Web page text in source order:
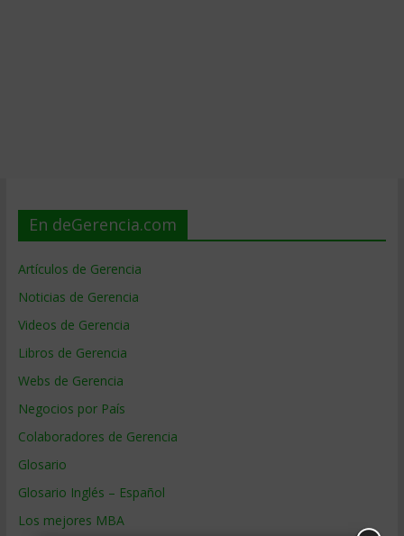
En deGerencia.com
Artículos de Gerencia
Noticias de Gerencia
Videos de Gerencia
Libros de Gerencia
Webs de Gerencia
Negocios por País
Colaboradores de Gerencia
Glosario
Glosario Inglés – Español
Los mejores MBA